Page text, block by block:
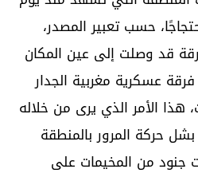
حسب تعبير المصدر،
قد وصلت إلى عين المكان
عسكرية مغربية الجدار
هذا الأمر الذي يرى من خلاله
حركة المرور بالمنطقة
جنود من المخيمات على